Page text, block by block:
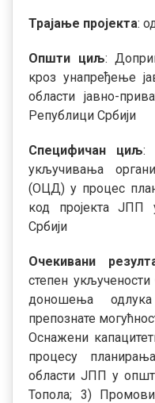
Трајање пројектa:
Општи циљ:
кроз унапређење
области јавно-
Републици Србији
Специфичан циљ:
укључивања
(ОЦД) у процес
код пројекта ЈПП
Србији
Очекивани
степен
доношења
препознате
Оснажени
процесу
области ЈПП у
Топола; 3)